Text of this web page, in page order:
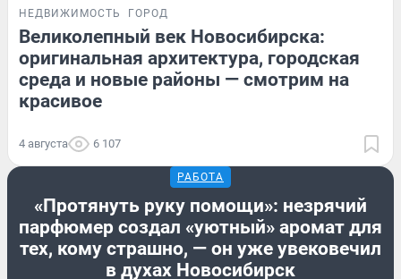
НЕДВИЖИМОСТЬ ГОРОД
Великолепный век Новосибирска:
оригинальная архитектура, городская
среда и новые районы — смотрим на
красивое
4 августа 6 107
РАБОТА
«Протянуть руку помощи»: незрячий
парфюмер создал «уютный» аромат для
тех, кому страшно, — он уже увековечил
в духах Новосибирск